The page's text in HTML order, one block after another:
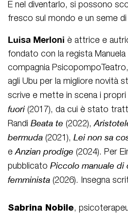
E nel diventarlo, si possono
fresco sul mondo e un seme
Luisa Merloni è attrice e
fondato con la regista Manuela
compagnia
agli Ubu per la migliore novità
scrive e mette in scena i
fuori (2017), da cui è stato
Randi Beata te (2022),
bermuda (2021), Lei non sa
e Anzian prodige (2024). Per
pubblicato Piccolo manuale di
femminista (2026). Insegna
Sabrina Nobile,